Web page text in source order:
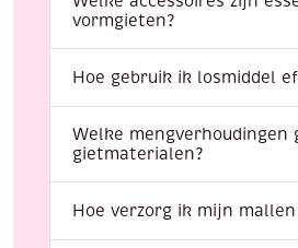
vormgieten?
Hoe gebruik ik losmiddel
Welke mengverhoudingen
gietmaterialen?
Hoe verzorg ik mijn